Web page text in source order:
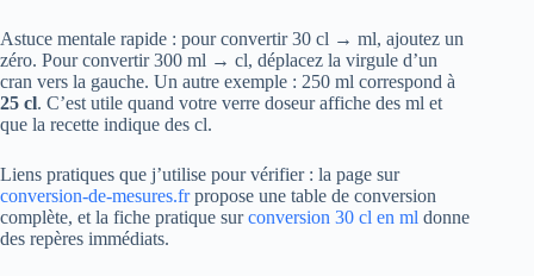
Astuce mentale rapide : pour convertir 30 cl → ml, ajoutez un
zéro. Pour convertir 300 ml → cl, déplacez la virgule d’un
cran vers la gauche. Un autre exemple : 250 ml correspond à
25 cl. C’est utile quand votre verre doseur affiche des ml et
que la recette indique des cl.
Liens pratiques que j’utilise pour vérifier : la page sur
conversion-de-mesures.frpropose une table de conversion
complète, et la fiche pratique surconversion 30 cl en ml donne
des repères immédiats.